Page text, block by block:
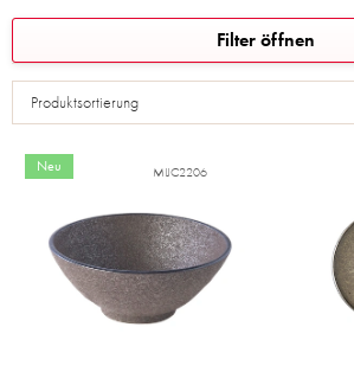
Produktsortierung
Filter öffnen
L
i
s
e
Neu MIJC2206